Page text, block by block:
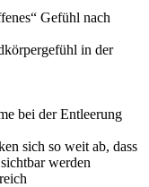
Gefühl nach
in der
bei der Entleerung
sich so weit ab, dass
werden